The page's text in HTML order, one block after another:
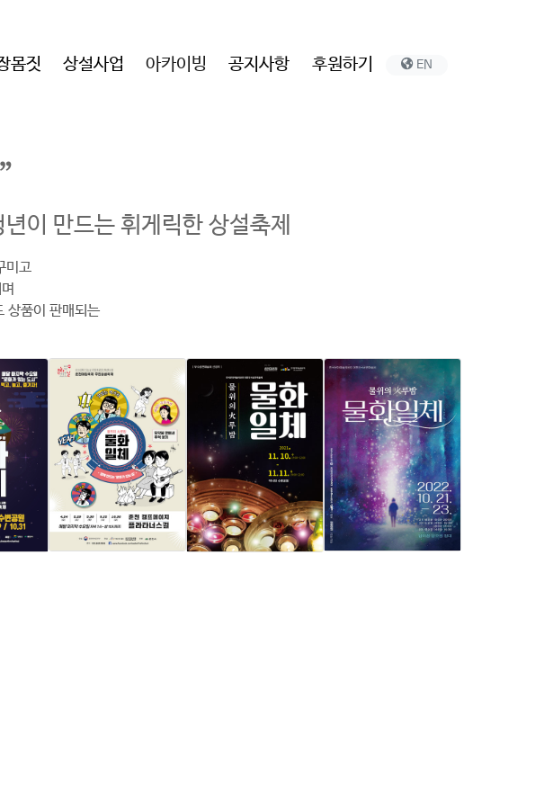
몸짓 상설사업 아카이빙 공지사항 후원하기 EN
이 만드는 휘게릭한 상설축제
미고
상품이 판매되는